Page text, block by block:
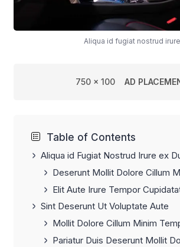
Aliqua id fugiat nostrud irure
750 x 100 AD
Table of Contents
Aliqua id Fugiat Nostrud Irure ex
Deserunt Mollit Dolore Cillum
Elit Aute Irure Tempor
Sint Deserunt Ut Voluptate Aute
Mollit Dolore Cillum Minim
Pariatur Duis Deserunt Mollit